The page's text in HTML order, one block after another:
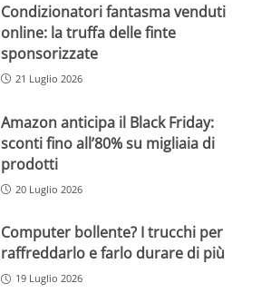
Condizionatori fantasma venduti
online: la truffa delle finte
sponsorizzate
21 Luglio 2026
Amazon anticipa il Black Friday:
sconti fino all’80% su migliaia di
prodotti
20 Luglio 2026
Computer bollente? I trucchi per
raffreddarlo e farlo durare di più
19 Luglio 2026